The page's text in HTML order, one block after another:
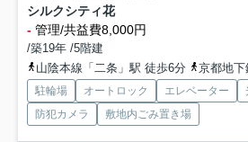
シルクシティ花
- 管理/共益費8,000円
/築19年 /5階建
山陰本線「二条」駅 徒歩6分
京都地下鉄
駐輪場 オートロック エレベーター
防犯カメラ
敷地内ごみ置き場